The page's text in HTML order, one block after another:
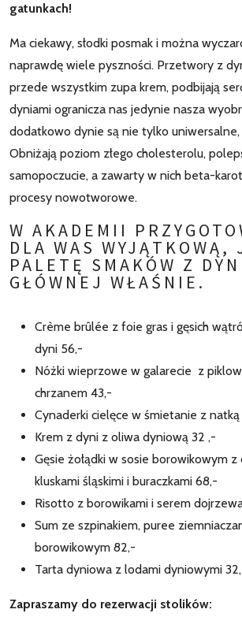
gatunkach!
Ma ciekawy, słodki posmak i można
naprawdę wiele pyszności. Przetwory z
przede wszystkim zupa krem, podbijają
dyniami ogranicza nas jedynie nasza
dodatkowo dynie są nie tylko
Obniżają poziom złego cholesterolu,
samopoczucie, a zawarty w nich beta-
procesy nowotworowe.
W AKADEMII
DLA WAS WYJĄTKOWĄ,
PALETĘ SMAKÓW Z
GŁÓWNEJ WŁAŚNIE.
Crème brûlée z foie gras i gęsich
dyni 56,-
Nóżki wieprzowe w galarecie z
chrzanem 43,-
Cynaderki cielęce w śmietanie z
Krem z dyni z oliwa dyniową 32 ,-
Gęsie żołądki w sosie borowikowym
kluskami śląskimi i buraczkami 68,-
Risotto z borowikami i serem
Sum ze szpinakiem, puree
borowikowym 82,-
Tarta dyniowa z lodami dyniowymi
Zapraszamy do rezerwacji stolików: